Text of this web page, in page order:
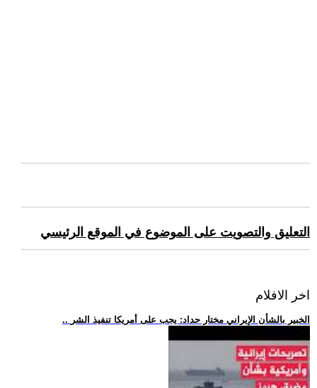
التعليق والتصويت على الموضوع في الموقع الرئيسي
اخر الافلام
.. الخبير بالشأن الإيراني مختار حداد: يجب على أمريكا تنفيذ الشر